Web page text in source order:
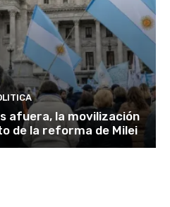
afuera, la movilización
de la reforma de Milei